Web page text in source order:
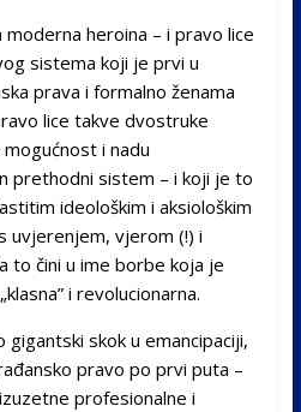
moderna heroina – i pravo lice
sistema koji je prvi u
prava i formalno ženama
lice takve dvostruke
i nadu
prethodni sistem – i koji je to
ideološkim i aksiološkim
uvjerenjem, vjerom (!) i
to čini u ime borbe koja je
i revolucionarna.
skok u emancipaciji,
pravo po prvi puta –
profesionalne i